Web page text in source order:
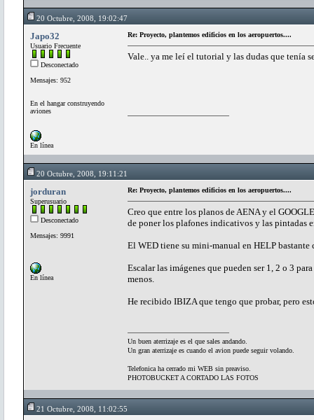
20 Octubre, 2008, 19:02:47
Japo32
Usuario Frecuente
Desconectado
Mensajes: 952
En el hangar construyendo
aviones
En línea
Re: Proyecto, plantemos edificios en los aeropuertos....
Vale.. ya me leí el tutorial y las dudas que tenía
20 Octubre, 2008, 19:11:21
jorduran
Superusuario
Desconectado
Mensajes: 9991
En línea
Re: Proyecto, plantemos edificios en los aeropuertos....
Creo que entre los planos de AENA y el
de poner los plafones indicativos y las pintadas
El WED tiene su mini-manual en HELP bastante
Escalar las imágenes que pueden ser 1, 2 o 3
menos.
He recibido IBIZA que tengo que probar, pero
Un buen aterrizaje es el que sales andando.
Un gran aterrizaje es cuando el avion puede seguir volando.
Telefonica ha cerrado mi WEB sin preaviso.
PHOTOBUCKET A CORTADO LAS FOTOS
21 Octubre, 2008, 11:02:55